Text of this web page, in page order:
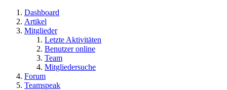
Dashboard
Artikel
Mitglieder
Letzte Aktivitäten
Benutzer online
Team
Mitgliedersuche
Forum
Teamspeak